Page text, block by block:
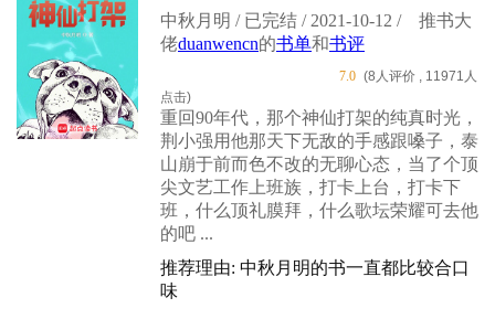
中秋月明 / 已完结 / 2021-10-12 /
推书大
佬duanwencn的书单和书评
7.0 (8人评价 , 11971人
点击)
重回90年代，那个神仙打架的纯真时光，
荆小强用他那天下无敌的手感跟嗓子，泰
山崩于前而色不改的无聊心态，当了个顶
尖文艺工作上班族，打卡上台，打卡下
班，什么顶礼膜拜，什么歌坛荣耀可去他
的吧 ...
推荐理由: 中秋月明的书一直都比较合口
味